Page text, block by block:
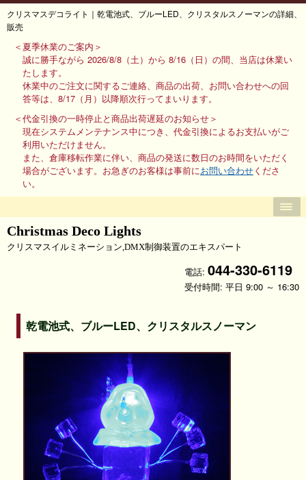
クリスマスデコライト｜乾電池式、ブルーLED、クリスタルスノーマンの詳細、
販売
＜夏季休業のご案内＞
誠に勝手ながら 2026/8/8（土）から 8/16（日）の間、当店は休業い
たします。
休業中のご注文に関するご連絡、商品の出荷、お問い合わせへの回
答等は、8/17（月）以降順次行ってまいります。
＜代金引換の一時停止と商品出荷遅延のお知らせ＞
現在システムメンテナンス中につき、代金引換によるお支払いがご
利用いただけません。
また、倉庫移転作業に伴い、商品の発送に数日のお時間をいただく
場合がございます。お急ぎのお客様は事前にお問い合わせくださ
い。
Christmas Deco Lights
クリスマスイルミネーション,DMX制御装置のエキスパート
電話: 044-330-6119
受付時間: 平日 9:00 ～ 16:30
乾電池式、ブルーLED、クリスタルスノーマン